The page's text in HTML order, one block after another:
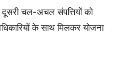
चल-अचल संपत्तियों को
के साथ मिलकर योजना